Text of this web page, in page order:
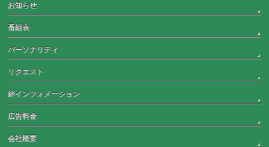
お知らせ
番組表
パーソナリティ
リクエスト
絆インフォメーション
広告料金
会社概要